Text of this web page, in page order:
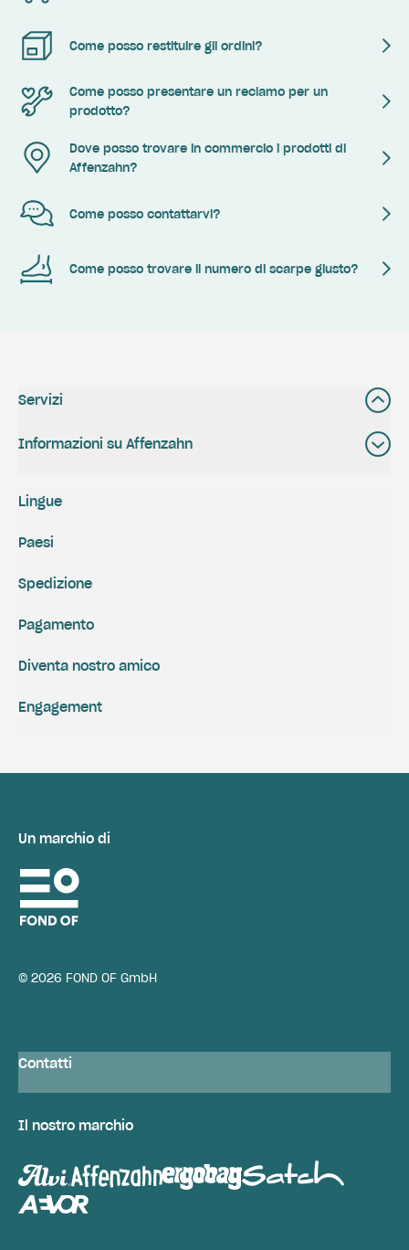
Come posso restituire gli ordini?
Come posso presentare un reclamo per un
prodotto?
Dove posso trovare in commercio i prodotti di
Affenzahn?
Come posso contattarvi?
Come posso trovare il numero di scarpe giusto?
Servizi
Informazioni su Affenzahn
Spedizione
Pagamento
Engagement
Diventa nostro amico
Lingue
Paesi
Un marchio di
© 2026 FOND OF GmbH
Contatti
Il nostro marchio